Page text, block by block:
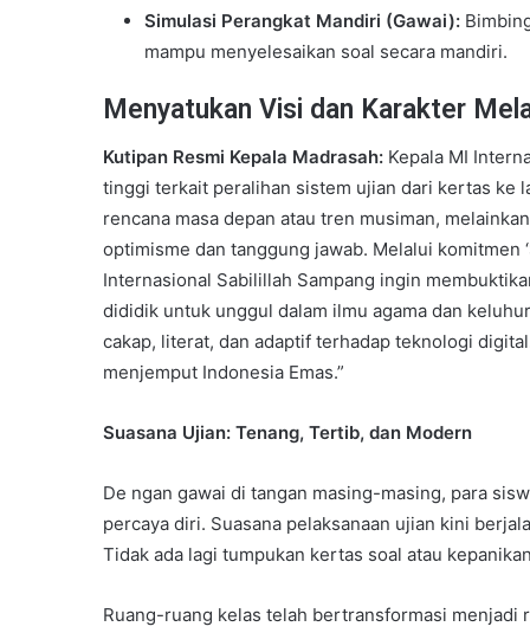
Simulasi Perangkat Mandiri (Gawai):
mampu menyelesaikan soal secara mandiri.
Menyatukan Visi dan Karakter
Kutipan Resmi Kepala Madrasah: Kepala MI
tinggi terkait peralihan sistem ujian dari kertas ke
rencana masa depan atau tren musiman,
optimisme dan tanggung jawab. Melalui komitmen
Internasional Sabilillah Sampang ingin
dididik untuk unggul dalam ilmu agama dan
cakap, literat, dan adaptif terhadap teknologi
menjemput Indonesia Emas.”
Suasana Ujian: Tenang, Tertib, dan Modern
De ngan gawai di tangan masing-masing, para
percaya diri. Suasana pelaksanaan ujian kini
Tidak ada lagi tumpukan kertas soal atau
Ruang-ruang kelas telah bertransformasi menjadi